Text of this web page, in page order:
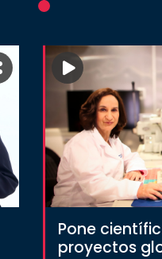
Pone
proyectos